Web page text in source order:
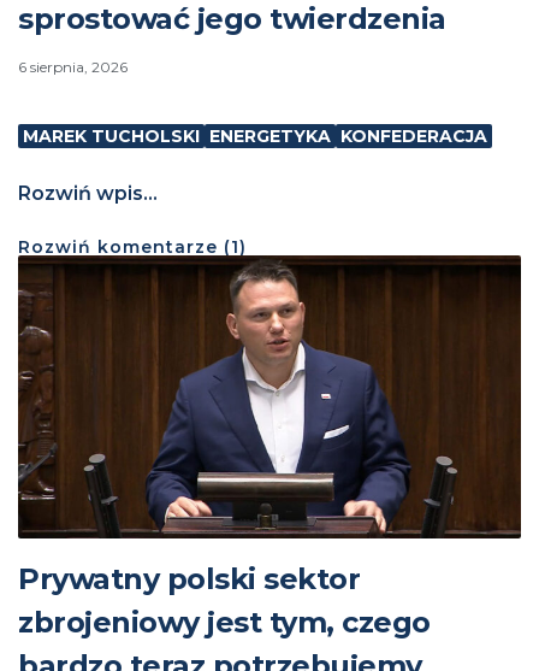
sprostować jego twierdzenia
6 sierpnia, 2026
MAREK TUCHOLSKI ENERGETYKA KONFEDERACJA
Rozwiń wpis...
Rozwiń komentarze (1)
Prywatny polski sektor
zbrojeniowy jest tym, czego